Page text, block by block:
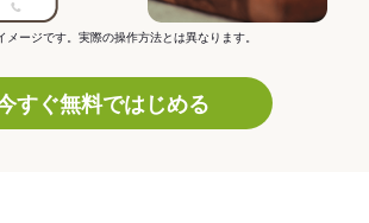
ージです。実際の操作方法とは異なります。
すぐ無料ではじめる